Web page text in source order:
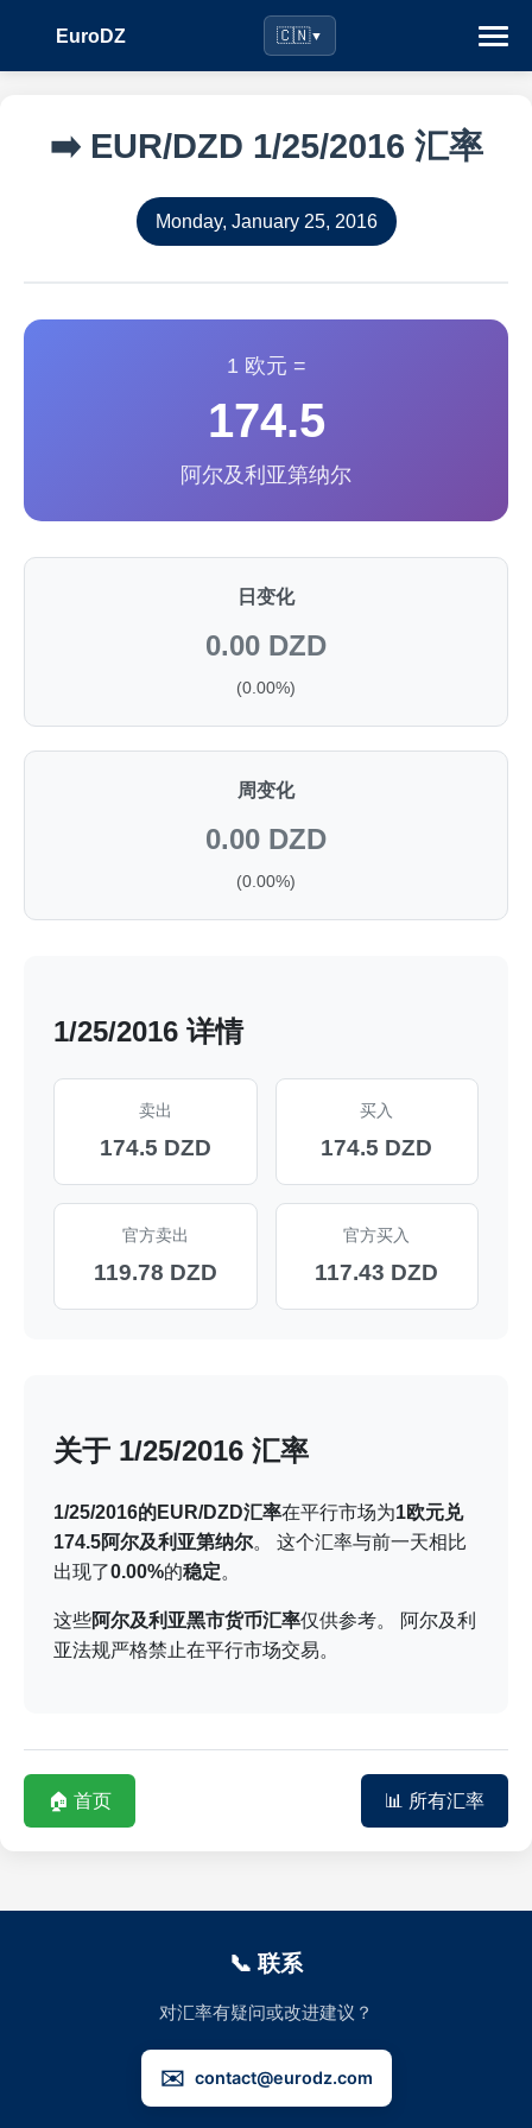
EuroDZ 🇨🇳▼
➡️ EUR/DZD 1/25/2016 汇率
Monday, January 25, 2016
1 欧元 =
174.5
阿尔及利亚第纳尔
日变化
0.00 DZD
(0.00%)
周变化
0.00 DZD
(0.00%)
1/25/2016 详情
卖出
174.5 DZD
买入
174.5 DZD
官方卖出
119.78 DZD
官方买入
117.43 DZD
关于 1/25/2016 汇率
1/25/2016的EUR/DZD汇率在平行市场为1欧元兑
174.5阿尔及利亚第纳尔。 这个汇率与前一天相比
出现了0.00%的稳定。
这些阿尔及利亚黑市货币汇率仅供参考。 阿尔及利
亚法规严格禁止在平行市场交易。
🏠 首页 📊 所有汇率
📞 联系
对汇率有疑问或改进建议？
✉️ contact@eurodz.com